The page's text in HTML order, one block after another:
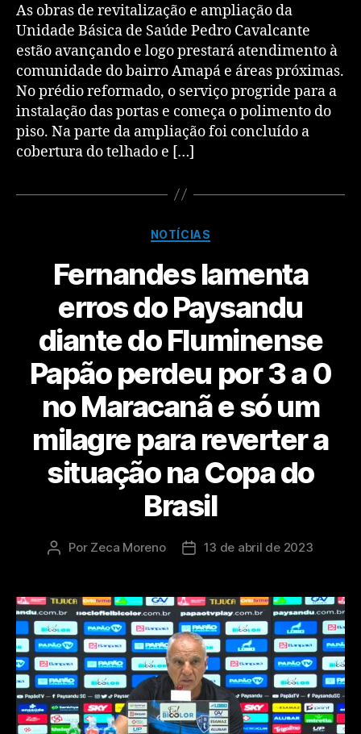
As obras de revitalização e ampliação da
Unidade Básica de Saúde Pedro Cavalcante
estão avançando e logo prestará atendimento à
comunidade do bairro Amapá e áreas próximas.
No prédio reformado, o serviço progride para a
instalação das portas e começa o polimento do
piso. Na parte da ampliação foi concluído a
cobertura do telhado e […]
NOTÍCIAS
Fernandes lamenta
erros do Paysandu
diante do Fluminense
Papão perdeu por 3 a 0
no Maracanã e só um
milagre para reverter a
situação na Copa do
Brasil
Por Zeca Moreno 13 de abril de 2023